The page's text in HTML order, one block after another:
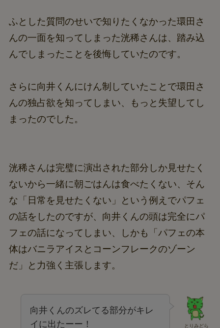
ふとした質問のせいで知りたくなかった環田さ
んの一面を知ってしまった洸稀さんは、踏み込
んでしまったことを後悔していたのです。
さらに向井くんにけん制していたことで環田さ
んの独占欲を知ってしまい、もっと失望してし
まったのでした。
洸稀さんは完璧に演出された部分しか見せたく
ないから一緒に朝ごはんは食べたくない、そん
な「日常を見せたくない」という例えでパフェ
の話をしたのですが、向井くんの頭は完全にパ
フェの話になってしまい、しかも「パフェの本
体はバニラアイスとコーンフレークのゾーン
だ」と力強く主張します。
とりみどら
向井くんのズレてる部分がキレ
イに出たーー！